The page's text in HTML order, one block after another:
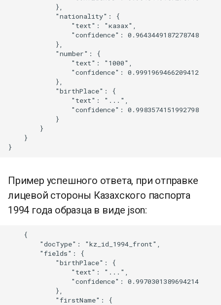
            },
            "nationality": {
                "text": "казах",
                "confidence": 0.9643449187278748
            },
            "number": {
                "text": "1000",
                "confidence": 0.9991969466209412
            },
            "birthPlace": {
                "text": "...",
                "confidence": 0.9983574151992798
            }
        }
    }
Пример успешного ответа, при отправке
лицевой стороны Казахского паспорта
1994 года образца в виде json:
    {
        "docType": "kz_id_1994_front",
        "fields": {
            "birthPlace": {
                "text": "...",
                "confidence": 0.9970301389694214
            },
            "firstName": {